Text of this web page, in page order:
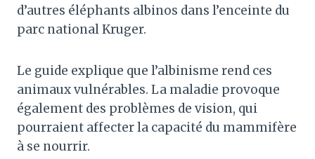
d’autres éléphants albinos dans l’enceinte du
parc national Kruger.
Le guide explique que l’albinisme rend ces
animaux vulnérables. La maladie provoque
également des problèmes de vision, qui
pourraient affecter la capacité du mammifère
à se nourrir.